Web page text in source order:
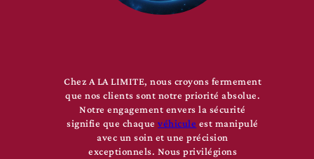
Chez A LA LIMITE, nous croyons fermement
que nos clients sont notre priorité absolue.
Notre engagement envers la sécurité
signifie que chaquevéhicule est manipulé
avec un soin et une précision
exceptionnels. Nous privilégions